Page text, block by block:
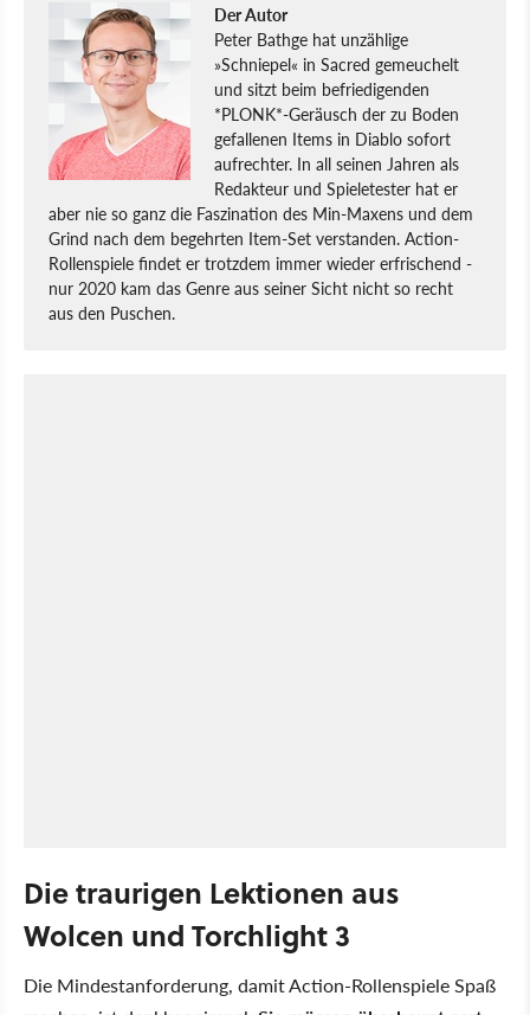
Der Autor
Peter Bathge hat unzählige
»Schniepel« in Sacred gemeuchelt
und sitzt beim befriedigenden
*PLONK*-Geräusch der zu Boden
gefallenen Items in Diablo sofort
aufrechter. In all seinen Jahren als
Redakteur und Spieletester hat er
aber nie so ganz die Faszination des Min-Maxens und dem
Grind nach dem begehrten Item-Set verstanden. Action-
Rollenspiele findet er trotzdem immer wieder erfrischend -
nur 2020 kam das Genre aus seiner Sicht nicht so recht
aus den Puschen.
Die traurigen Lektionen aus
Wolcen und Torchlight 3
Die Mindestanforderung, damit Action-Rollenspiele Spaß